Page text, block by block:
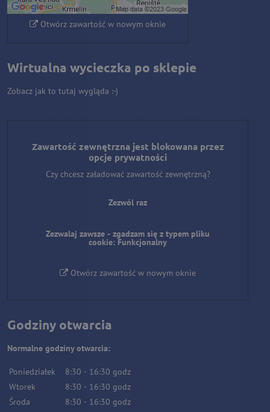
Otwórz zawartość w nowym oknie
Wirtualna wycieczka po sklepie
Zobacz jak to tutaj wygląda :-)
Zawartość zewnętrzna jest blokowana przez
opcje prywatności
Czy chcesz załadować zawartość zewnętrzną?
Zezwól raz
Zezwalaj zawsze - zgadzam się z typem pliku
cookie: Funkcjonalny
Otwórz zawartość w nowym oknie
Godziny otwarcia
Normalne godziny otwarcia:
Poniedziałek 8:30 - 16:30 godz
Wtorek
8:30 - 16:30 godz
Środa
8:30 - 16:30 godz